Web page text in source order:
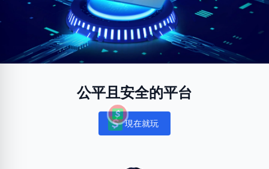
公平且安全的平台
Notifications
現在就玩